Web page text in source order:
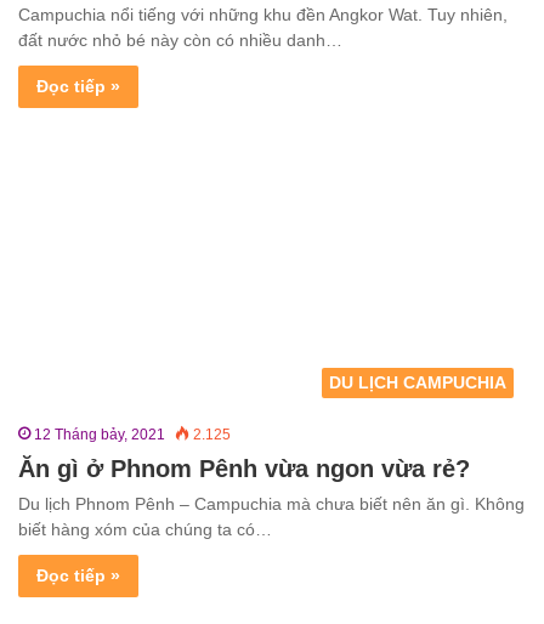
Campuchia nổi tiếng với những khu đền Angkor Wat. Tuy nhiên,
đất nước nhỏ bé này còn có nhiều danh…
Đọc tiếp »
DU LỊCH CAMPUCHIA
12 Tháng bảy, 2021 2.125
Ăn gì ở Phnom Pênh vừa ngon vừa rẻ?
Du lịch Phnom Pênh – Campuchia mà chưa biết nên ăn gì. Không
biết hàng xóm của chúng ta có…
Đọc tiếp »